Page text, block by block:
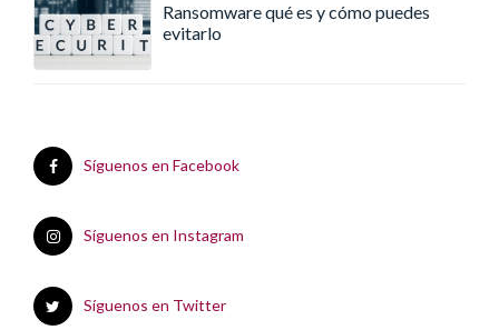
Ransomware qué es y cómo puedes
evitarlo
Síguenos en Facebook
Síguenos en Instagram
Síguenos en Twitter